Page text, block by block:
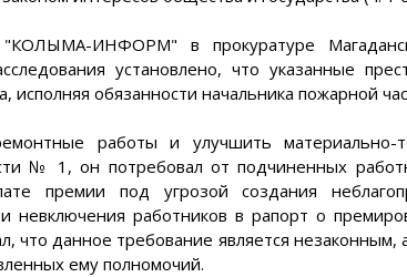
ИНФОРМ" в прокуратуре
установлено, что указанные
исполняя обязанности начальника пожарной
работы и улучшить материально-
№ 1, он потребовал от подчиненных
премии под угрозой создания
работников в рапорт о
что данное требование является незаконным,
ему полномочий.